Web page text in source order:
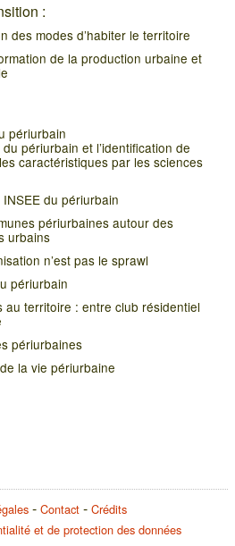
:
des modes d’habiter le territoire
de la production urbaine et
périurbain
périurbain et l’identification de
caractéristiques par les sciences
du périurbain
périurbaines autour des
urbains
n’est pas le sprawl
périurbain
au territoire : entre club résidentiel
périurbaines
la vie périurbaine
Contact
Crédits
et de protection des données